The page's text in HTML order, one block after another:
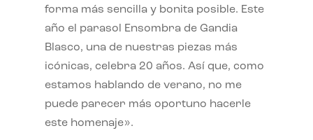
forma más sencilla y bonita posible. Este
año el parasol Ensombra de Gandia
Blasco, una de nuestras piezas más
icónicas, celebra 20 años. Así que, como
estamos hablando de verano, no me
puede parecer más oportuno hacerle
este homenaje».